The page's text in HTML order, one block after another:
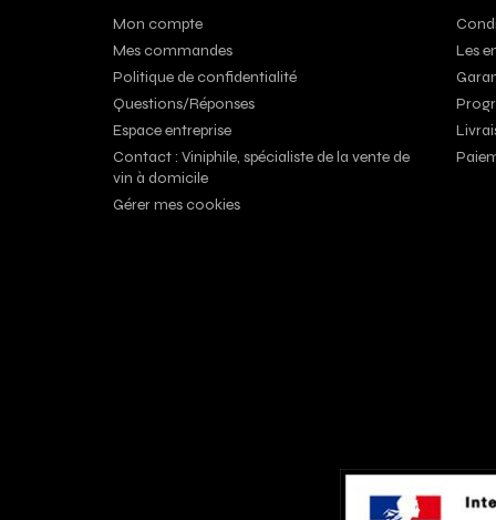
Mon compte
Mes commandes
Politique de confidentialité
Questions/Réponses
Espace entreprise
Contact : Viniphile, spécialiste de la vente de
vin à domicile
Gérer mes cookies
Les